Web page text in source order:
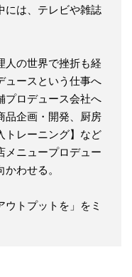
には、テレビや雑誌
人の世界で挫折も経
ュースという仕事へ
プロデュース会社へ
品企画・開発、厨房
トレーニング】など
メニュープロデュー
わせる。
ウトプットを」をミ